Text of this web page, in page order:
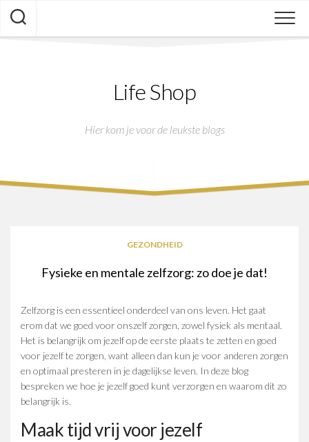
Skip
content
Life Shop
Hier kom je voor de leukste blogs
GEZONDHEID
Fysieke en mentale zelfzorg: zo doe je dat!
Zelfzorg is een essentieel onderdeel van ons leven. Het gaat
erom dat we goed voor onszelf zorgen, zowel fysiek als mentaal.
Het is belangrijk om jezelf op de eerste plaats te zetten en goed
voor jezelf te zorgen, want alleen dan kun je voor anderen zorgen
en optimaal presteren in je dagelijkse leven. In deze blog
bespreken we hoe je jezelf goed kunt verzorgen en waarom dit zo
belangrijk is.
Maak tijd vrij voor jezelf